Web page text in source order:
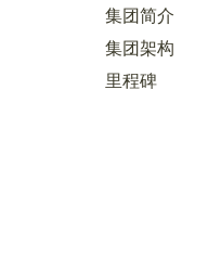
集团简介
集团架构
里程碑